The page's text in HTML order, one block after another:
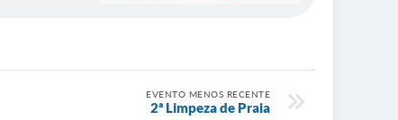
EVENTO MENOS RECENTE
2ª Limpeza de Praia